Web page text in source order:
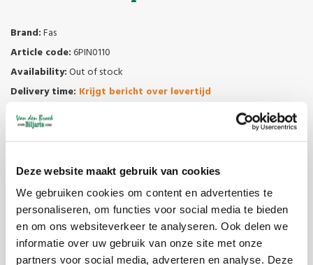
Deze website maakt gebruik van cookies
We gebruiken cookies om content en advertenties te
personaliseren, om functies voor social media te bieden
en om ons websiteverkeer te analyseren. Ook delen we
informatie over uw gebruik van onze site met onze
partners voor social media, adverteren en analyse. Deze
Brand:Fas
Article code:6PIN0110
Availability:Out of stock
Delivery time: Krijgt bericht over levertijd
FAS TABLE TENNIS TABLE GRASSHOPPER INDOOR SPACIOUS MODEL
Grasshopper is a table tennis table, characterized by a wooden finish
clean, allowing the table to be used in a variety of environments.
The width of the table makes it suitable for receiving twelve people:
it can therefore easily serve as a dining table for the most convivial
moments.